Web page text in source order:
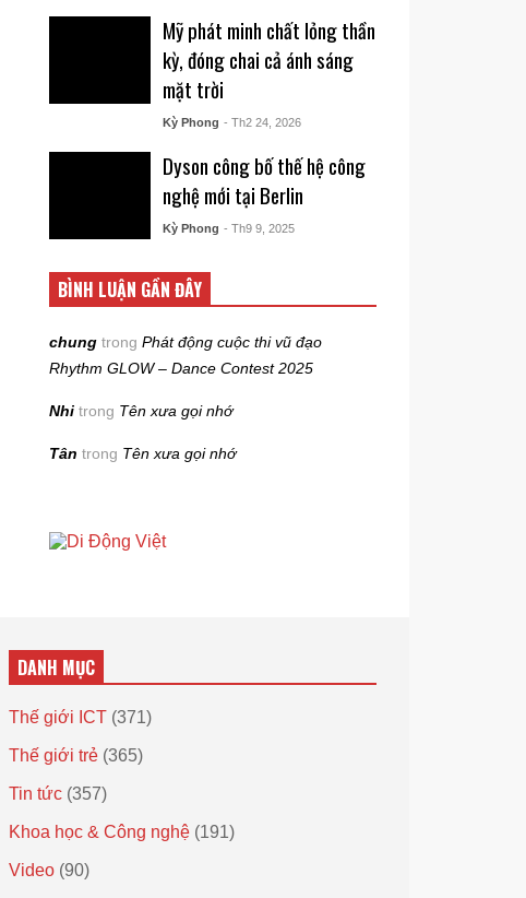
Mỹ phát minh chất lỏng thần
kỳ, đóng chai cả ánh sáng
mặt trời
Kỳ Phong - Th2 24, 2026
Dyson công bố thế hệ công
nghệ mới tại Berlin
Kỳ Phong - Th9 9, 2025
BÌNH LUẬN GẦN ĐÂY
chung trongPhát động cuộc thi vũ đạo
Rhythm GLOW – Dance Contest 2025
Nhi trong Tên xưa gọi nhớ
Tân trong Tên xưa gọi nhớ
DANH MỤC
Thế giới ICT (371)
Thế giới trẻ (365)
Tin tức (357)
Khoa học & Công nghệ (191)
Video (90)